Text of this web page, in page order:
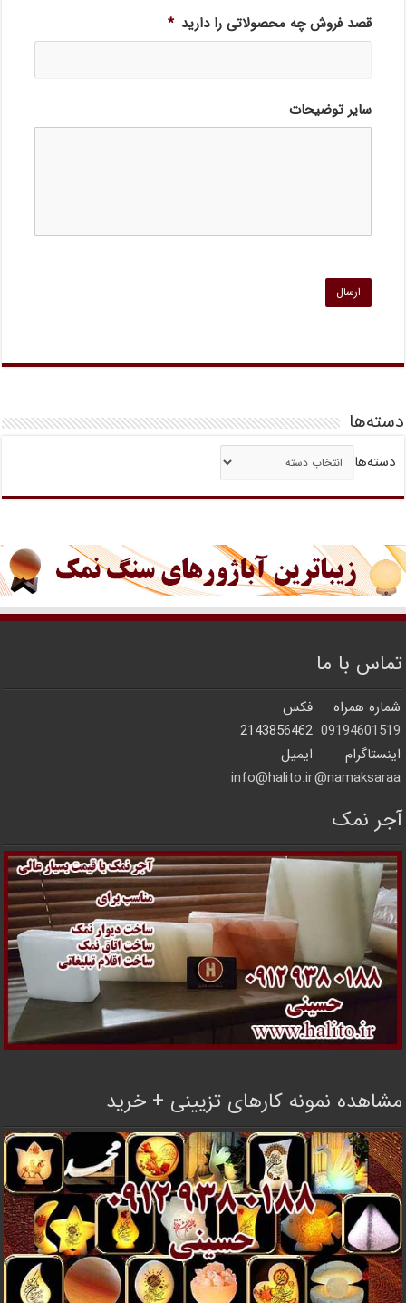
قصد فروش چه محصولاتی را دارید *
سایر توضیحات
دسته‌ها
دسته‌ها
تماس با ما
شماره همراه
فکس
09194601519
2143856462
اینستاگرام
ایمیل
namaksaraa@
info@halito.ir
آجر نمک
مشاهده نمونه کارهای تزیینی + خرید